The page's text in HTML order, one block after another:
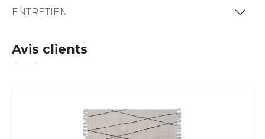
ENTRETIEN
Avis clients